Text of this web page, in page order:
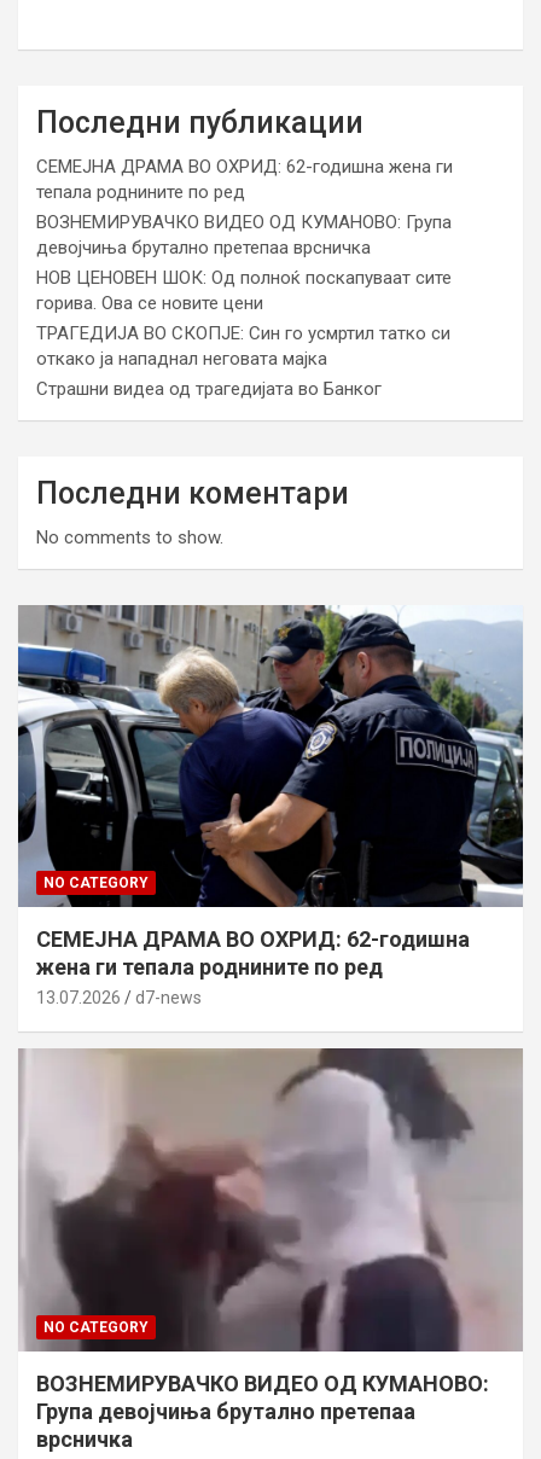
Последни публикации
СЕМЕЈНА ДРАМА ВО ОХРИД: 62-годишна жена ги
тепала роднините по ред
ВОЗНЕМИРУВАЧКО ВИДЕО ОД КУМАНОВО: Група
девојчиња брутално претепаа врсничка
НОВ ЦЕНОВЕН ШОК: Од полноќ поскапуваат сите
горива. Ова се новите цени
ТРАГЕДИЈА ВО СКОПЈЕ: Син го усмртил татко си
откако ја нападнал неговата мајка
Страшни видеа од трагедијата во Банког
Последни коментари
No comments to show.
NO CATEGORY
СЕМЕЈНА ДРАМА ВО ОХРИД: 62-годишна
жена ги тепала роднините по ред
13.07.2026 d7-news
NO CATEGORY
ВОЗНЕМИРУВАЧКО ВИДЕО ОД КУМАНОВО:
Група девојчиња брутално претепаа
врсничка